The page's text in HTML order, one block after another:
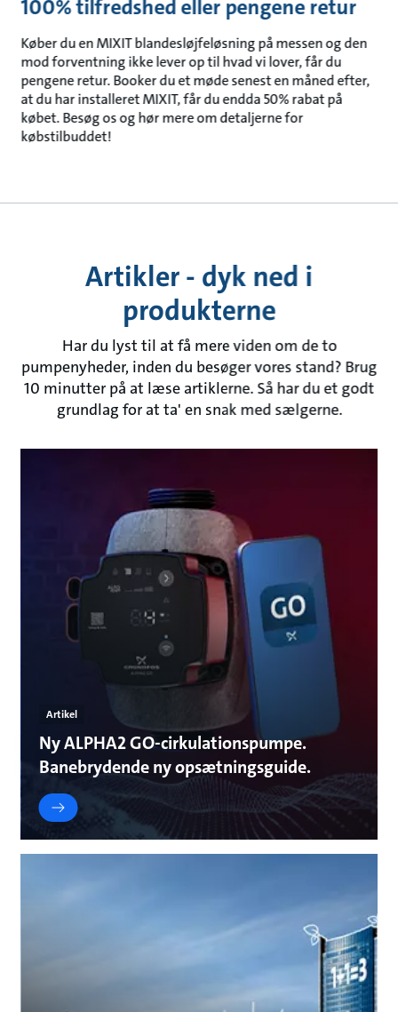
100% tilfredshed eller pengene retur
Køber du en MIXIT blandesløjfeløsning på messen og den
mod forventning ikke lever op til hvad vi lover, får du
pengene retur. Booker du et møde senest en måned efter,
at du har installeret MIXIT, får du endda 50% rabat på
købet. Besøg os og hør mere om detaljerne for
købstilbuddet!
Artikler - dyk ned i
produkterne
Har du lyst til at få mere viden om de to
pumpenyheder, inden du besøger vores stand? Brug
10 minutter på at læse artiklerne. Så har du et godt
grundlag for at ta' en snak med sælgerne.
Artikel
Ny ALPHA2 GO-cirkulationspumpe.
Banebrydende ny opsætningsguide.